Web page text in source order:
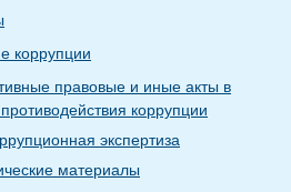
коррупции
правовые и иные акты в
коррупции
экспертиза
материалы